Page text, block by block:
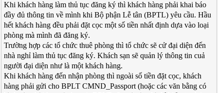
Khi khách hàng làm thủ tục đăng ký thì khách hàng phải khai báo
đầy đủ thông tin về mình khi Bộ phận Lễ tân (BPTL) yêu cầu. Hầu
hết khách hàng đều phải đặt cọc một số tiền nhất định dựa vào loại
phòng mà mình đã đăng ký.
Trường hợp các tổ chức thuê phòng thì tổ chức sẽ cử đại diện đến
nhà nghỉ làm thủ tục đăng ký. Khách sạn sẽ quản lý thông tin cuả
người đại diện như là một khách hàng.
Khi khách hàng đến nhận phòng thì ngoài số tiền đặt cọc, khách
hàng phải gửi cho BPLT CMND_Passport (hoặc các văn bằng có